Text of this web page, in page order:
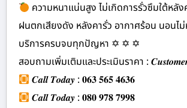
ความหนาแน่นสูง ไม่เกิดการรั่วซึมใต้หลัง
ฝนตกเสียงดัง หลังคารั่ว อากาศร้อน นอนไ
บริการครบจบทุกปัญหา ✡ ✡ ✡
สอบถามเพิ่มเติมและประเมินราคา : 𝑪𝒖𝒔𝒕𝒐𝒎𝒆𝒓
𝑪𝒂𝒍𝒍 𝑻𝒐𝒅𝒂𝒚 : 𝟎𝟔𝟑 𝟓𝟔𝟓 𝟒𝟔𝟑𝟔
𝑪𝒂𝒍𝒍 𝑻𝒐𝒅𝒂𝒚 : 𝟎𝟖𝟎 𝟗𝟕𝟖 𝟕𝟗𝟗𝟖